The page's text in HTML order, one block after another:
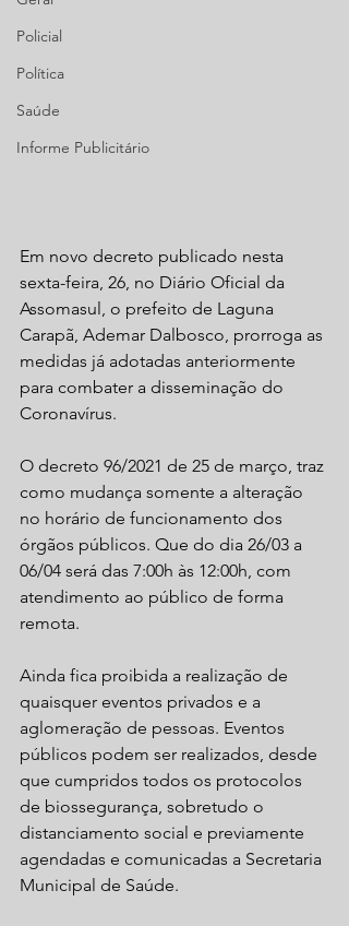
Policial
Política
Saúde
Informe Publicitário
Em novo decreto publicado nesta
sexta-feira, 26, no Diário Oficial da
Assomasul, o prefeito de Laguna
Carapã, Ademar Dalbosco, prorroga as
medidas já adotadas anteriormente
para combater a disseminação do
Coronavírus.
O decreto 96/2021 de 25 de março, traz
como mudança somente a alteração
no horário de funcionamento dos
órgãos públicos. Que do dia 26/03 a
06/04 será das 7:00h às 12:00h, com
atendimento ao público de forma
remota.
Ainda fica proibida a realização de
quaisquer eventos privados e a
aglomeração de pessoas. Eventos
públicos podem ser realizados, desde
que cumpridos todos os protocolos
de biossegurança, sobretudo o
distanciamento social e previamente
agendadas e comunicadas a Secretaria
Municipal de Saúde.